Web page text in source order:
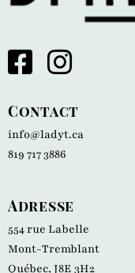
Contact
info@ladyt.ca
819 717 3886
Adresse
554 rue Labelle
Mont-Tremblant
Québec, J8E 3H2